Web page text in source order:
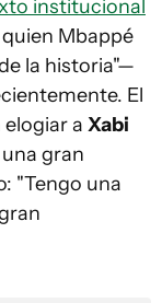
institucional
Mbappé
la historia"—
El
a Xabi
gran
"Tengo una